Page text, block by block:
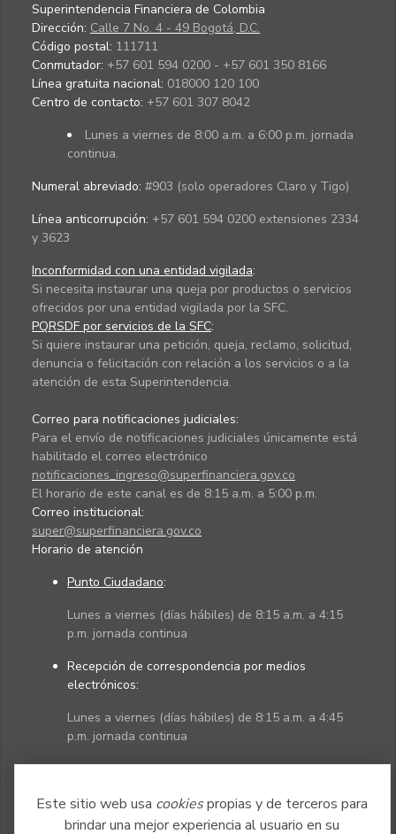
Este sitio web usa cookiespropias y de terceros para
brindar una mejor experiencia al usuario en su
Superintendencia Financiera de Colombia
Dirección: Calle 7 No. 4 - 49 Bogotá, D.C.
Código postal: 111711
Conmutador: +57 601 594 0200 - +57 601 350 8166
Línea gratuita nacional: 018000 120 100
Centro de contacto: +57 601 307 8042
Lunes a viernes de 8:00 a.m. a 6:00 p.m. jornada
continua.
Numeral abreviado: #903 (solo operadores Claro y Tigo)
Línea anticorrupción: +57 601 594 0200 extensiones 2334
y 3623
Inconformidad con una entidad vigilada:
Si necesita instaurar una queja por productos o servicios
ofrecidos por una entidad vigilada por la SFC.
PQRSDF por servicios de la SFC:
Si quiere instaurar una petición, queja, reclamo, solicitud,
denuncia o felicitación con relación a los servicios o a la
atención de esta Superintendencia.
Correo para notificaciones judiciales:
Para el envío de notificaciones judiciales únicamente está
habilitado el correo electrónico
notificaciones_ingreso@superfinanciera.gov.co
El horario de este canal es de 8:15 a.m. a 5:00 p.m.
Correo institucional:
super@superfinanciera.gov.co
Horario de atención
Punto Ciudadano:
Lunes a viernes (días hábiles) de 8:15 a.m. a 4:15
p.m. jornada continua
Recepción de correspondencia por medios
electrónicos:
Lunes a viernes (días hábiles) de 8:15 a.m. a 4:45
p.m. jornada continua